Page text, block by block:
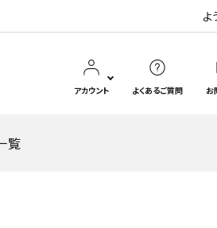
アカウント よくあるご質問 お
覧